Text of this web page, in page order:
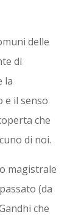
delle
di
la
e il senso
che
di noi.
magistrale
(da
che